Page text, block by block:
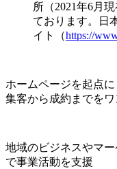
所（2021年6月
ております。日
イト（https://
ホームページを起点に
集客から成約までを
地域のビジネスやマ
で事業活動を支援